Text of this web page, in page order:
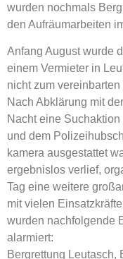
wurden nochmals
den Aufräumarbeiten
Anfang August wurde
einem Vermieter in
nicht zum
Nach Abklärung mit
Nacht eine
und dem
kamera ausgestattet
ergebnislos verlief,
Tag eine weitere
mit vielen
wurden nachfolgende
alarmiert:
Bergrettung Leutasch,